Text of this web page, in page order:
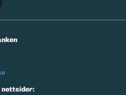
nettsider: